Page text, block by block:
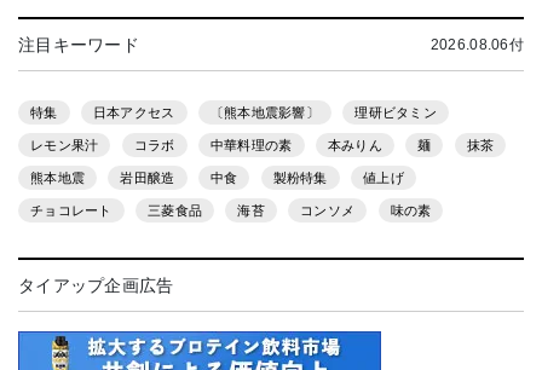
注目キーワード 2026.08.06付
特集 日本アクセス 〔熊本地震影響〕 理研ビタミン
レモン果汁 コラボ 中華料理の素 本みりん 麺 抹茶
熊本地震 岩田醸造 中食 製粉特集 値上げ
チョコレート 三菱食品 海苔 コンソメ 味の素
タイアップ企画広告